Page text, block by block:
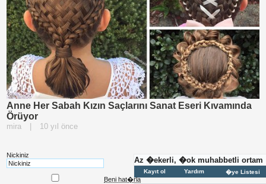
Anne Her Sabah Kızın Saçlarını Sanat Eseri Kıvamında
Örüyor
mira 10 yıl önce
Nickiniz
Beni hat�rla
Az �ekerli, �ok muhabbetli ortam
Kayıt ol Yardım �ye Listesi